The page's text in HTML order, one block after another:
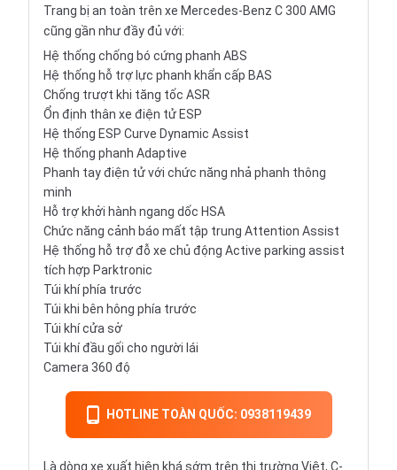
Trang bị an toàn trên xe Mercedes-Benz C 300 AMG
cũng gần như đầy đủ với:
Hệ thống chống bó cứng phanh ABS
Hệ thống hỗ trợ lực phanh khẩn cấp BAS
Chống trượt khi tăng tốc ASR
Ổn định thân xe điện tử ESP
Hệ thống ESP Curve Dynamic Assist
Hệ thống phanh Adaptive
Phanh tay điện tử với chức năng nhả phanh thông
minh
Hỗ trợ khởi hành ngang dốc HSA
Chức năng cảnh báo mất tập trung Attention Assist
Hệ thống hỗ trợ đỗ xe chủ động Active parking assist
tích hợp Parktronic
Túi khí phía trước
Túi khi bên hông phía trước
Túi khí cửa sở
Túi khí đầu gối cho người lái
Camera 360 độ
HOTLINE TOÀN QUỐC: 0938119439
Là dòng xe xuất hiện khá sớm trên thị trường Việt, C-